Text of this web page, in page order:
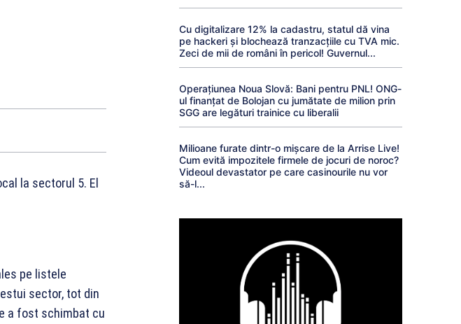
la sectorul 5. El
pe listele
sector, tot din
a fost schimbat cu
Cu digitalizare 12% la cadastru, statul dă vina
pe hackeri și blochează tranzacțiile cu TVA mic.
Zeci de mii de români în pericol! Guvernul...
Operațiunea Noua Slovă: Bani pentru PNL! ONG-
ul finanțat de Bolojan cu jumătate de milion prin
SGG are legături trainice cu liberalii
Milioane furate dintr-o mișcare de la Arrise Live!
Cum evită impozitele firmele de jocuri de noroc?
Videoul devastator pe care casinourile nu vor
să-l...